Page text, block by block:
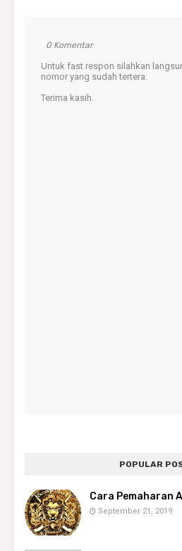
0 Komentar
Untuk fast respon silahkan
nomor yang sudah tertera.
Terima kasih.
POPULAR
Cara Pemaharan
September 21, 2019